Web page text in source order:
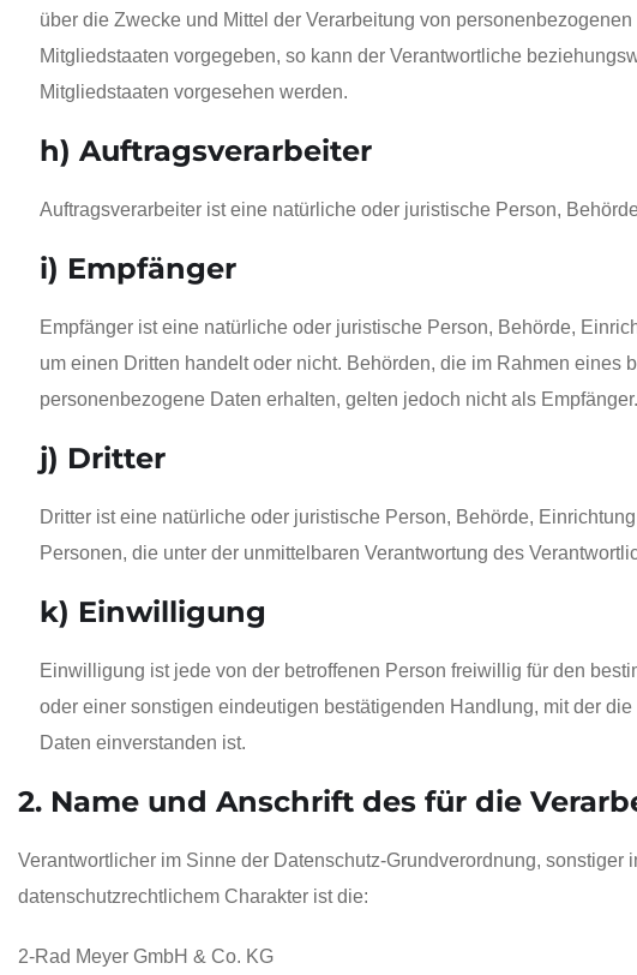
über die Zwecke und Mittel der Verarbeitung von
Mitgliedstaaten vorgegeben, so kann der Verantwortliche
Mitgliedstaaten vorgesehen werden.
h) Auftragsverarbeiter
Auftragsverarbeiter ist eine natürliche oder juristische Person,
i) Empfänger
Empfänger ist eine natürliche oder juristische Person, Behörde,
um einen Dritten handelt oder nicht. Behörden, die im Rahmen
personenbezogene Daten erhalten, gelten jedoch nicht als Empfänger.
j) Dritter
Dritter ist eine natürliche oder juristische Person, Behörde,
Personen, die unter der unmittelbaren Verantwortung des
k) Einwilligung
Einwilligung ist jede von der betroffenen Person freiwillig für den
oder einer sonstigen eindeutigen bestätigenden Handlung, mit der
Daten einverstanden ist.
2. Name und Anschrift des für die
Verantwortlicher im Sinne der Datenschutz-Grundverordnung,
datenschutzrechtlichem Charakter ist die:
2-Rad Meyer GmbH & Co. KG